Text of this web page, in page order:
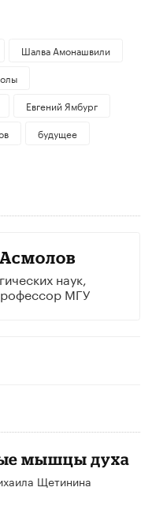
Шалва Амонашвили
Евгений Ямбург
будущее
наук,
МГУ
мышцы духа
Щетинина